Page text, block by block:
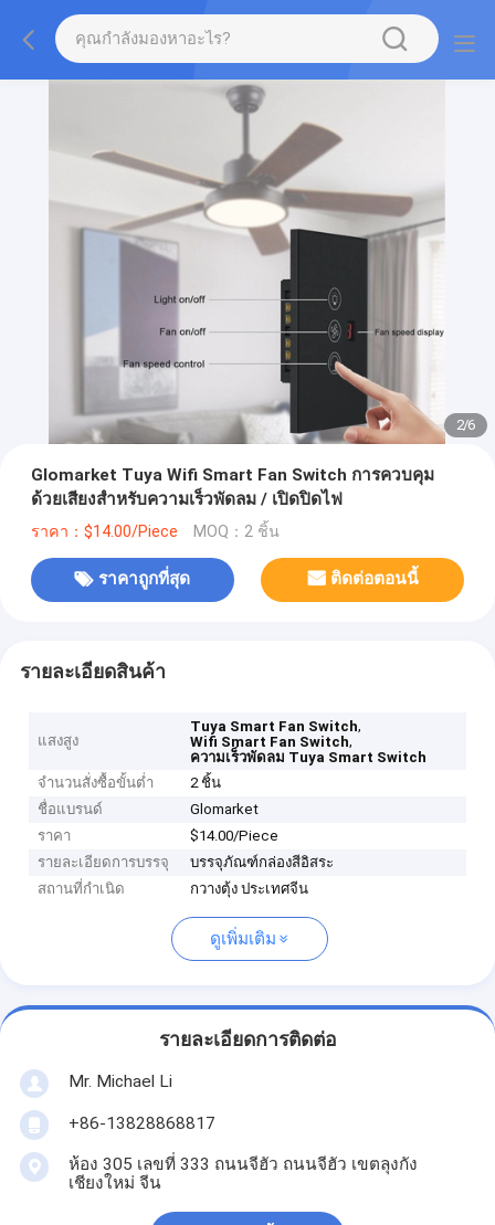
2/6
Glomarket Tuya Wifi Smart Fan Switch การควบคุม
ด้วยเสียงสำหรับความเร็วพัดลม / เปิดปิดไฟ
ราคา：$14.00/Piece MOQ：2 ชิ้น
ราคาถูกที่สุด ติดต่อตอนนี้
รายละเอียดสินค้า
แสงสูง
Tuya Smart Fan Switch,
Wifi Smart Fan Switch,
ความเร็วพัดลม Tuya Smart Switch
จำนวนสั่งซื้อขั้นต่ำ
2 ชิ้น
ชื่อแบรนด์
Glomarket
ราคา
$14.00/Piece
รายละเอียดการบรรจุ
บรรจุภัณฑ์กล่องสีอิสระ
สถานที่กำเนิด
กวางตุ้ง ประเทศจีน
ดูเพิ่มเติม
รายละเอียดการติดต่อ
Mr. Michael Li
+86-13828868817
ห้อง 305 เลขที่ 333 ถนนจีฮัว ถนนจีฮัว เขตลุงกัง
เชียงใหม่ จีน